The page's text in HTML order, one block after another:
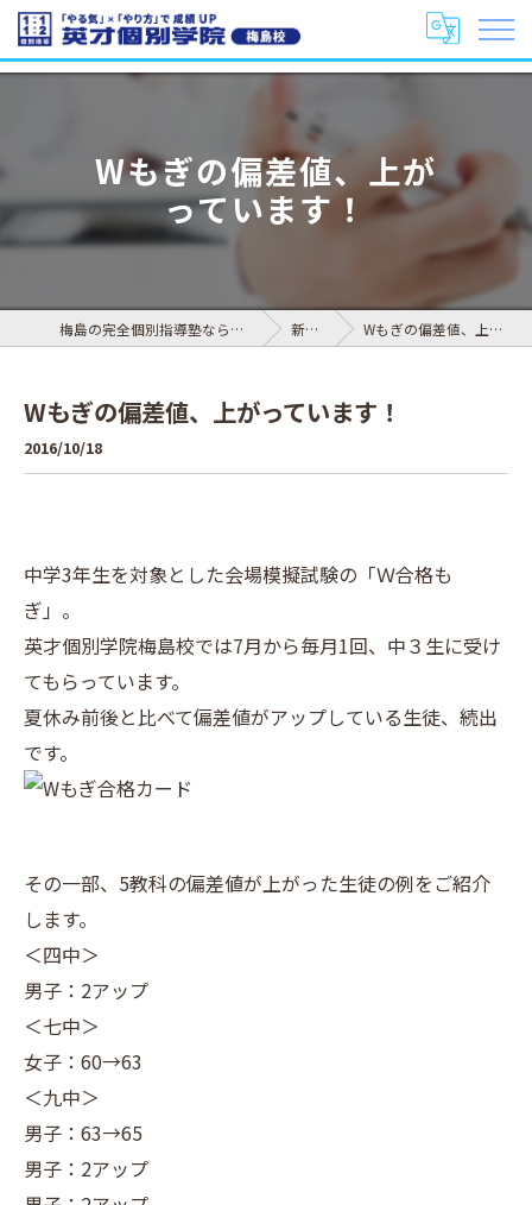
Wもぎの偏差値、上が
っています！
梅島の完全個別指導塾なら英才個別学院 梅島校 新着情報 Wもぎの偏差値、上がっています！
Wもぎの偏差値、上がっています！
2016/10/18
中学3年生を対象とした会場模擬試験の「Ｗ合格も
ぎ」。
英才個別学院梅島校では7月から毎月1回、中３生に受け
てもらっています。
夏休み前後と比べて偏差値がアップしている生徒、続出
です。
その一部、5教科の偏差値が上がった生徒の例をご紹介
します。
＜四中＞
男子：2アップ
＜七中＞
女子：60→63
＜九中＞
男子：63→65
男子：2アップ